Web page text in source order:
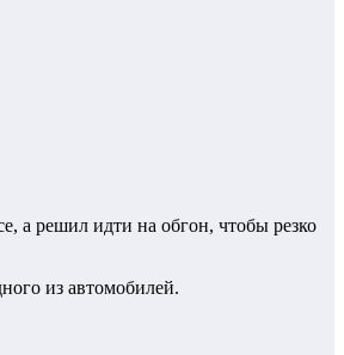
а решил идти на обгон, чтобы резко
из автомобилей.